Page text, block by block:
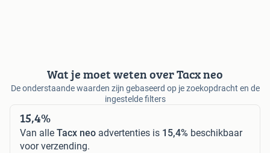
Wat je moet weten over Tacx neo
De onderstaande waarden zijn gebaseerd op je zoekopdracht en de
ingestelde filters
15,4%
Van alle Tacx neo advertenties is 15,4% beschikbaar
voor verzending.